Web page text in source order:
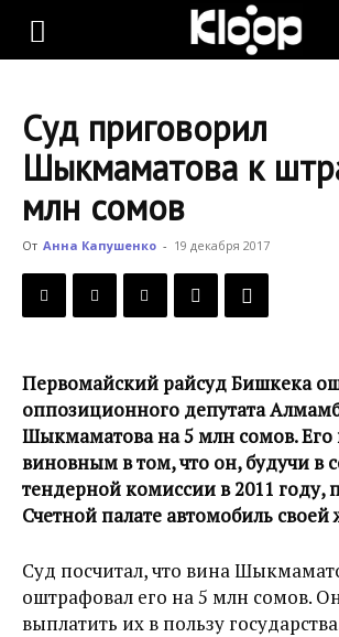
KLOOP.KG
Новости
Кыргызстана
Суд приговорил
Шыкмаматова к
млн сомов
От Анна Капушенко - 19 декабря 2017
Первомайский райсуд Бишкека
оппозиционного депутата
Шыкмаматова на 5 млн сомов. Его
виновным в том, что он, будучи в
тендерной комиссии в 2011 году,
Счетной палате автомобиль
Суд посчитал, что вина
оштрафовал его на 5 млн сомов.
выплатить их в пользу